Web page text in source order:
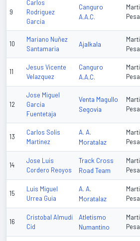
9
Carlos
Rodriguez
Garcia
Canguro
A.A.C.
10
Mariano Nuñez
Santamaria
Ajalkala
11
Jesus Vicente
Velazquez
Canguro
A.A.C.
12
Jose Miguel
Garcia
Fuentetaja
Venta Magullo
Segovia
13
Carlos Solis
Martinez
A. A.
Moratalaz
14
Jose Luis
Cordero Reoyos
Track Cross
Road Team
15
Luis Miguel
Urrea Guia
A. A.
Moratalaz
16
Cristobal Almudi
Cid
Atletismo
Numantino